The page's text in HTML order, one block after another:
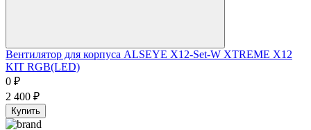
Вентилятор для корпуса ALSEYE X12-Set-W XTREME X12
KIT RGB(LED)
0 ₽
2 400 ₽
Купить